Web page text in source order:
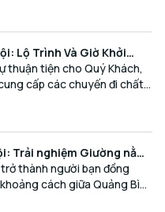
Lộ Trình Và Giờ Khởi
thuận tiện cho Quý Khách,
cấp các chuyến đi chất
trình linh hoạt mỗi ngày.
Trải nghiệm Giường nằm
nơithành người bạn đồng
cách giữa Quảng Bình
dịch vụ chuẩn mực.